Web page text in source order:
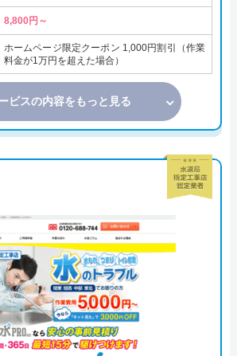
8,800円～
ホームページ限定クーポン 1,000円割引（作業
料金が1万円を超えた場合）
ビスの内容をもっと見る